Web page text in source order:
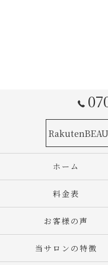
ホーム
料金表
お客様の声
当サロンの特徴